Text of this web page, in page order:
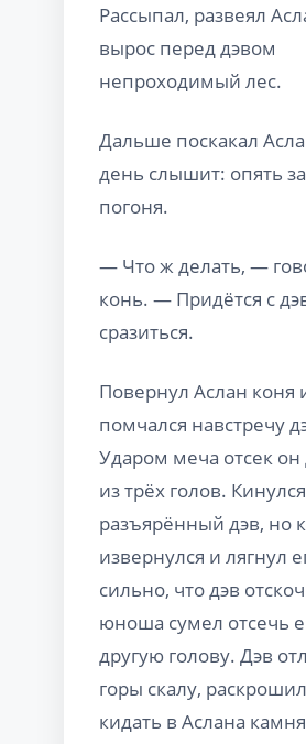
Рассыпал, развеял
вырос перед дэвом
непроходимый лес.
Дальше поскакал
день слышит: опять
погоня.
— Что ж делать, —
конь. — Придётся с
сразиться.
Повернул Аслан коня
помчался навстречу
Ударом меча отсек он
из трёх голов.
разъярённый дэв, но
извернулся и лягнул
сильно, что дэв
юноша сумел отсечь
другую голову. Дэв
горы скалу,
кидать в Аслана